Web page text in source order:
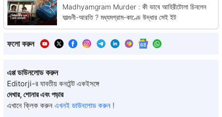
Madhyamgram Murder : কী ভাবে আহিরীটোলা চিনলেন
ফাল্গুনী-আরতি ? মধ্যমগ্রাম-কাণ্ডে উদ্ধার সেই ইট
ফলো করুন
এপ্প ডাউনলোড করুন
Editorji-র যাবতীয় কনটেন্ট একইসঙ্গে
দেখার, শোনার এবং পড়ার
এখানে ক্লিক করুন এখনই ডাউনলোড করুন !